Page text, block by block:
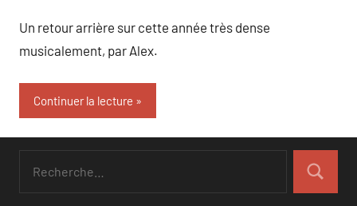
Un retour arrière sur cette année très dense
musicalement, par Alex.
Continuer la lecture